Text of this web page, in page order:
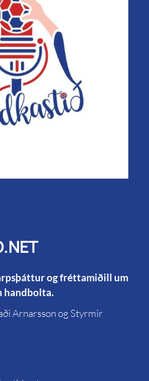
og fréttamiðill um
handbolta.
Arnarsson og Styrmir